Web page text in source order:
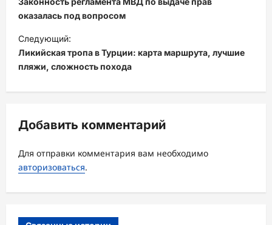
в
и
г
а
ц
я
з
а
оказалась под вопросом
Следующий:
Ликийская тропа в Турции: карта маршрута, лучшие
пляжи, сложность похода
Добавить комментарий
Для отправки комментария вам необходимо
авторизоваться.